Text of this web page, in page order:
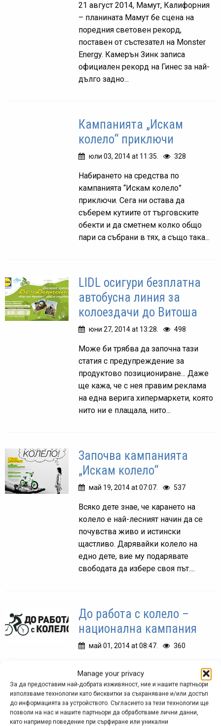
Manage your privacy
За да предоставим най-добрата изживяност, ние и нашите партньори
използваме технологии като бисквитки за съхраняване и/или достъп
до информацията за устройството. Съгласието за тези технологии ще
позволи на нас и нашите партньори да обработваме лични данни,
като например поведение при сърфиране или уникални
21 август 2014, Мамут, Калифорния
– планината Мамут бе сцена на
поредния световен рекорд,
поставен от състезател на Monster
Energy. Камерън Зинк записа
официален рекорд на Гинес за най-
дълго задно...
Кампанията „Искам
колело“ приключи
юли 03, 2014 at 11:35. 328
Набирането на средства по
кампанията “Искам колело”
приключи. Сега ни остава да
съберем кутиите от търговските
обекти и да сметнем колко общо
пари са събрани в тях, а също така...
LIDL осигури безплатна
автобусна линия за
колоездачи до Витоша
юни 27, 2014 at 13:28. 498
Може би трябва да започна тази
статия с предупреждение за
продуктово позициониране... Даже
ще кажа, че с нея правим реклама
на една верига хипермаркети, която
нито ни е плащала, нито...
Започва кампанията
„Искам колело“
май 19, 2014 at 07:07. 537
Всяко дете знае, че карането на
колело е най-лесният начин да се
почувства живо и истински
щастливо. Дарявайки колело на
едно дете, вие му подарявате
свободата да избере своя път....
До работа с колело –
национална кампания
май 01, 2014 at 08:47. 360
ще протече за втора поредна година
тази кампания на Велоеволюция и
нейни партньори, чиито цели са в
няколко добри насоки. По...